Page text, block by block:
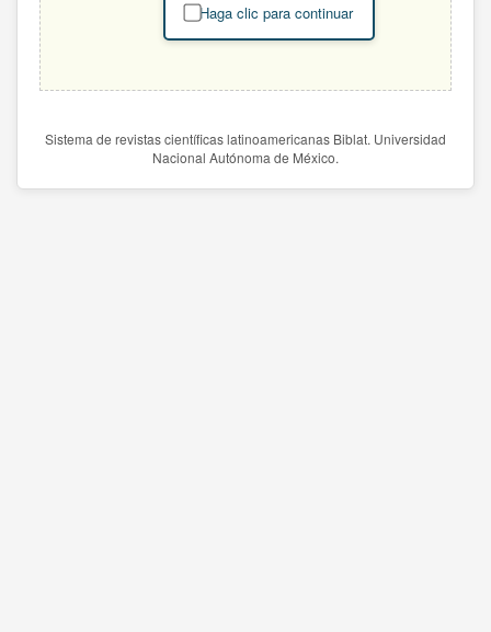
Haga clic para continuar
Sistema de revistas científicas latinoamericanas Biblat. Universidad
Nacional Autónoma de México.